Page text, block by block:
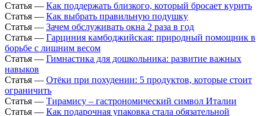
Статья — Как поддержать близкого, который бросает курить
Статья — Как выбрать правильную подушку
Статья — Зачем обслуживать окна 2 раза в год
Статья — Гарциния камбоджийская: природный помощник в
борьбе с лишним весом
Статья — Гимнастика для дошкольника: развитие важных
навыков
Статья — Отёки при похудении: 5 продуктов, которые стоит
ограничить
Статья — Тирамису – гастрономический символ Италии
Статья — Как подарочная упаковка стала обязательной